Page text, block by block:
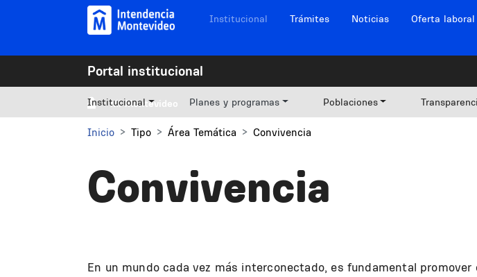
Pasar al contenido principal Navegación sitios
Institucional Trámites Noticias Oferta laboral
Portal institucional
Mi Montevideo
Institucional Planes y programas Poblaciones
Inicio Tipo Área Temática Convivencia
Convivencia
En un mundo cada vez más interconectado, es fundamental